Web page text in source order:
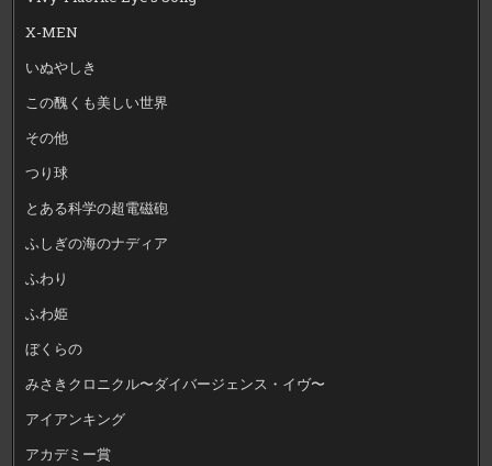
X-MEN
いぬやしき
この醜くも美しい世界
その他
つり球
とある科学の超電磁砲
ふしぎの海のナディア
ふわり
ふわ姫
ぼくらの
みさきクロニクル〜ダイバージェンス・イヴ〜
アイアンキング
アカデミー賞